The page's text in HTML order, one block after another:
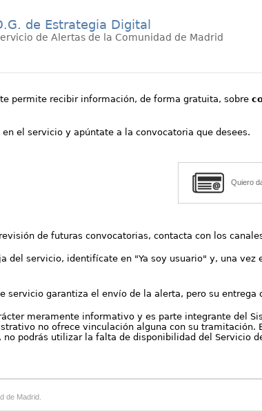
de Estrategia Digital
de Alertas de la Comunidad de Madrid
permite recibir información, de forma gratuita, sobre
el servicio y apúntate a la convocatoria que desees.
Quiero
de futuras convocatorias, contacta con los
del servicio, identifícate en "Ya soy usuario" y, una
servicio garantiza el envío de la alerta, pero su
meramente informativo y es parte integrante del
no ofrece vinculación alguna con su
no podrás utilizar la falta de disponibilidad del Servicio
de Madrid.